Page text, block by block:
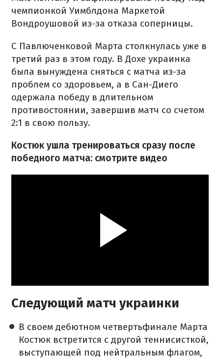
чемпионкой Уимблдона Маркетой
Вондроушовой из-за отказа соперницы.
С Павлюченковой Марта столкнулась уже в
третий раз в этом году. В Дохе украинка
была вынуждена сняться с матча из-за
проблем со здоровьем, а в Сан-Диего
одержала победу в длительном
противостоянии, завершив матч со счетом
2:1 в свою пользу.
Костюк ушла тренироваться сразу после
победного матча: смотрите видео
Следующий матч украинки
В своем дебютном четвертьфинале Марта
Костюк встретится с другой теннисисткой,
выступающей под нейтральным флагом,